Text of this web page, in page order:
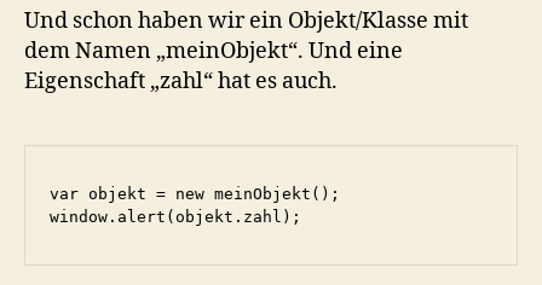
Und schon haben wir ein Objekt/Klasse mit
dem Namen „meinObjekt“. Und eine
Eigenschaft „zahl“ hat es auch.
var objekt = new meinObjekt();
window.alert(objekt.zahl);